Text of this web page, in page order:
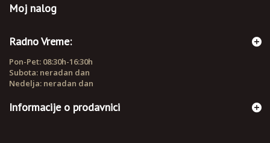
Moj nalog
Radno Vreme:
Pon-Pet: 08:30h-16:30h
Subota: neradan dan
Nedelja: neradan dan
Informacije o prodavnici